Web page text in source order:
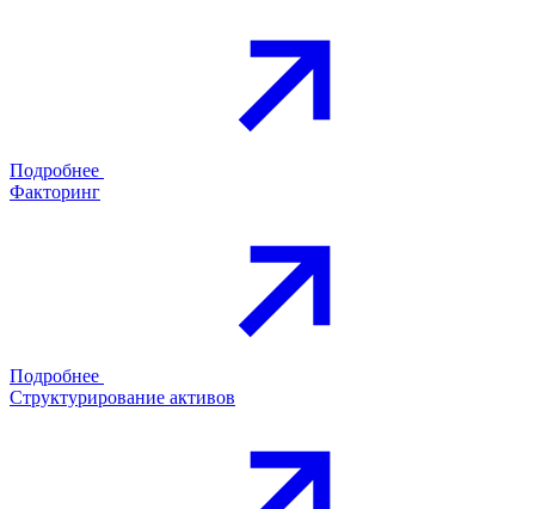
Подробнее
Факторинг
Подробнее
Структурирование активов